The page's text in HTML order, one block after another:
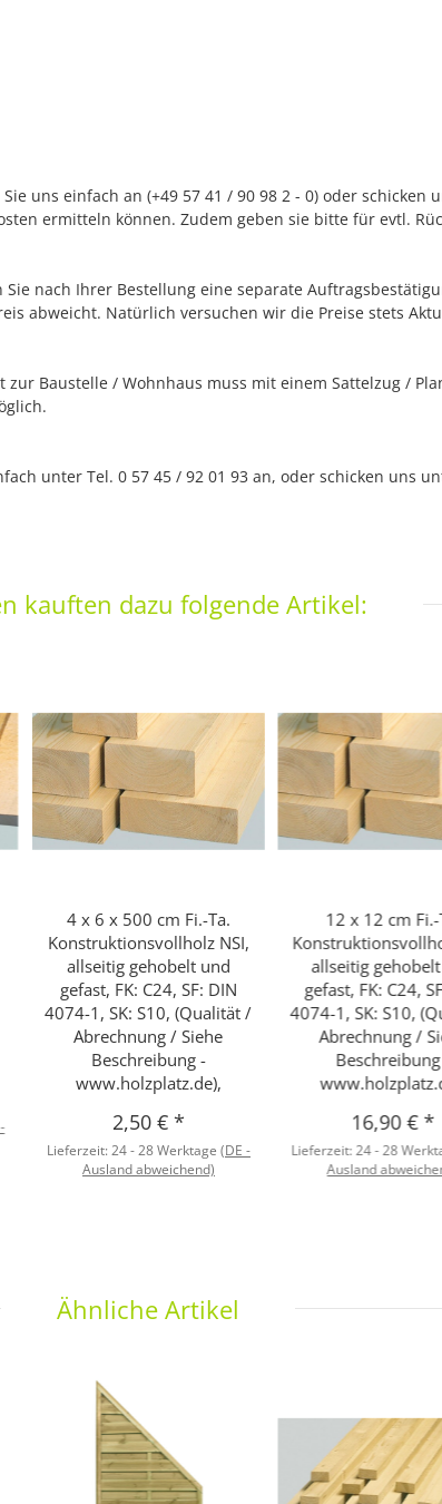
uns einfach an (+49 57 41 / 90 98 2 - 0) oder schicken
ermitteln können. Zudem geben sie bitte für evtl.
nach Ihrer Bestellung eine separate
abweicht. Natürlich versuchen wir die Preise stets
Baustelle / Wohnhaus muss mit einem Sattelzug /
unter Tel. 0 57 45 / 92 01 93 an, oder schicken uns
kauften dazu folgende Artikel:
4 x 6 x 500 cm Fi.-Ta.
Konstruktionsvollholz NSI,
allseitig gehobelt und
gefast, FK: C24, SF: DIN
4074-1, SK: S10, (Qualität /
Abrechnung / Siehe
Beschreibung -
www.holzplatz.de),
2,50 € *
Lieferzeit: 24 - 28 Werktage (DE -
Ausland abweichend)
12 x 12 cm Fi.-
allseitig
gefast, FK: C24,
4074-1, SK: S10,
Abrechnung /
16,90 € *
Lieferzeit:24 - 28
Ausland
Ähnliche Artikel